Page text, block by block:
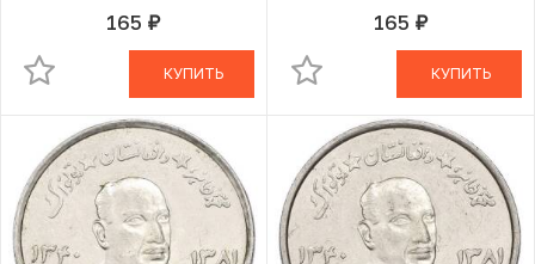
165 руб.В КОРЗИНЕ
КУПИТЬ
165 руб.В КОРЗИНЕ
КУПИТЬ